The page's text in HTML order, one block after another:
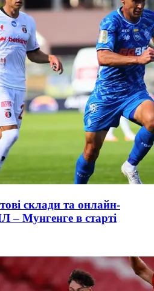
склади та онлайн-
– Мунгенге в старті